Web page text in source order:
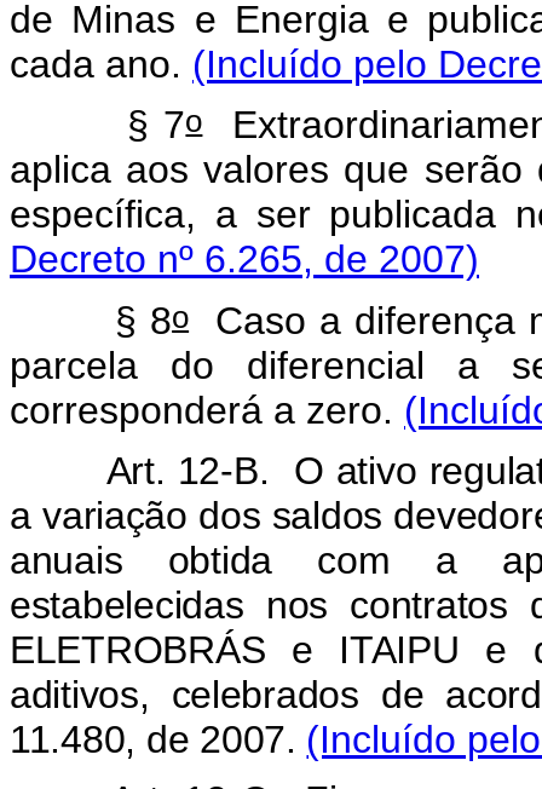
de Minas e Energia e
cada ano. (Incluído pelo
§ 7o
aplica aos valores que serão
específica, a ser publicada
Decreto nº 6.265, de 2007)
§ 8oCaso a diferença
parcela do diferencial a
corresponderá a zero.
Art. 12-B. O ativo
a variação dos saldos
anuais obtida com a
estabelecidas nos contratos
ELETROBRÁS e ITAIPU
aditivos, celebrados de
11.480, de 2007. (Incluído